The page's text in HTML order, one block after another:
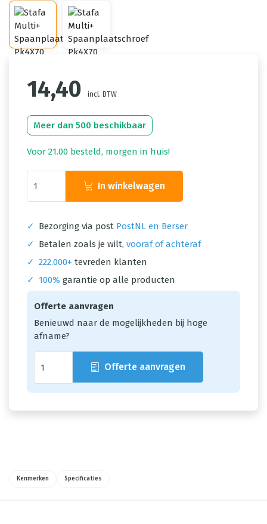
14,40 incl. BTW
Meer dan 500 beschikbaar
Voor 21.00 besteld, morgen in huis!
In winkelwagen
✓ Bezorging via post PostNL en Berser
✓
Betalen zoals je wilt, vooraf of achteraf
✓ 222.000+ tevreden klanten
✓
100% garantie op alle producten
Offerte aanvragen
Benieuwd naar de mogelijkheden bij hoge
afname?
Offerte aanvragen
Kenmerken Specificaties